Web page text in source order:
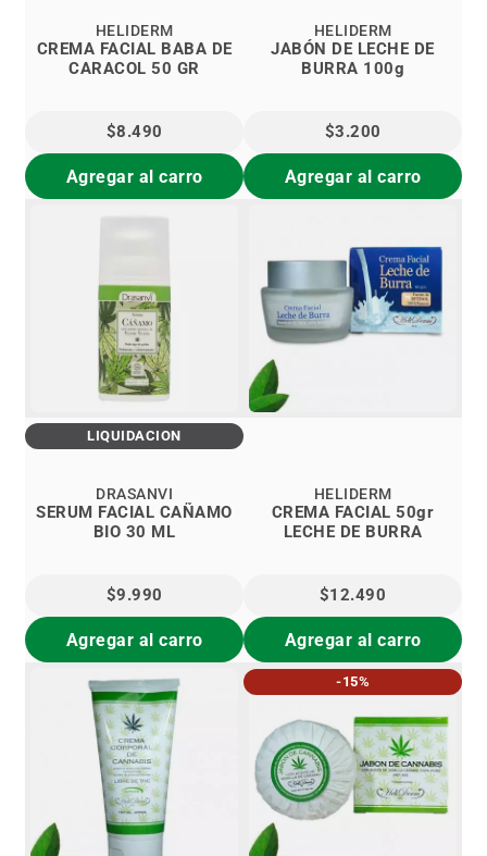
CREMA FACIAL BABA DE
CARACOL 50 GR
HELIDERM
$8.490
Agregar al carro
JABÓN DE LECHE DE
BURRA 100g
HELIDERM
$3.200
Agregar al carro
LIQUIDACIÓN
SERUM FACIAL CAÑAMO
BIO 30 ML
DRASANVI
$9.990
Agregar al carro
CREMA FACIAL 50gr
LECHE DE BURRA
HELIDERM
$12.490
Agregar al carro
-15%